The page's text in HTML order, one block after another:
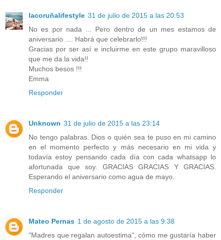
lacoruñalifestyle 31 de julio de 2015 a las 20:53
No es por nada ... Pero dentro de un mes estamos de
aniversario .... Habrá que celebrarlo!!!
Gracias por ser así e incluirme en este grupo maravilloso
que me da la vida!!
Muchos besos !!!
Emma
Responder
Unknown 31 de julio de 2015 a las 23:14
No tengo palabras. Dios o quién sea te puso en mi camino
en el momento perfecto y más necesario en mi vida y
todavía estoy pensando cada día con cada whatsapp lo
afortunada que soy. GRACIAS GRACIAS Y GRACIAS.
Esperando el aniversario como agua de mayo.
Responder
Mateo Pernas 1 de agosto de 2015 a las 9:38
"Madres que regalan autoestima", cómo me gustaría haber